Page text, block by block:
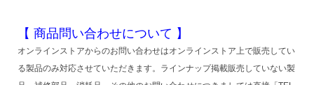
【 商品問い合わせについて 】
オンラインストアからのお問い合わせはオンラインストア上で販売してい
る製品のみ対応させていただきます。ラインナップ掲載販売していない製